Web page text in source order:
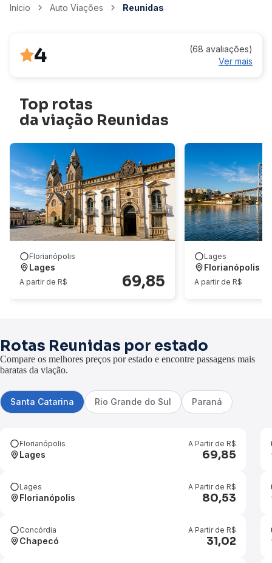
Início Auto Viações Reunidas
4
(68 avaliações)
Ver mais
Top rotas
da viação Reunidas
Florianópolis
Lages
A partir de R$ 69,85
Lages
Florianópolis
A partir de R$
Rotas Reunidas por estado
Compare os melhores preços por estado e encontre passagens mais
baratas da viação.
Santa Catarina Rio Grande do Sul Paraná
Florianópolis
Lages
A Partir de R$
69,85
Lages
Florianópolis
A Partir de R$
80,53
Concórdia
Chapecó
A Partir de R$
31,02